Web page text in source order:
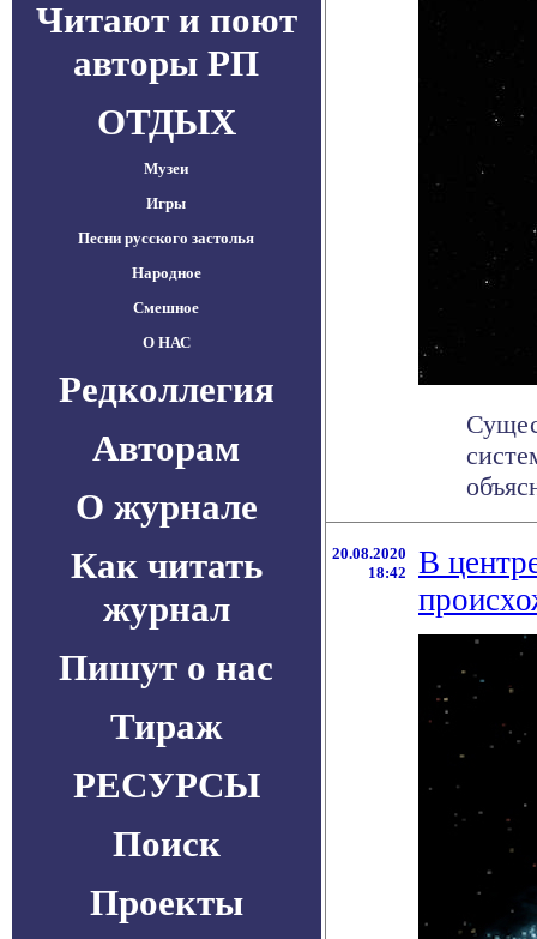
Читают и поют
авторы РП
ОТДЫХ
Музеи
Игры
Песни русского застолья
Народное
Смешное
О НАС
Редколлегия
Авторам
О журнале
Как читать
журнал
Пишут о нас
Тираж
РЕСУРСЫ
Поиск
Проекты
20.08.2020
18:42
В